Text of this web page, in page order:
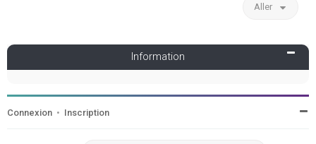
Aller
Information
Connexion • Inscription